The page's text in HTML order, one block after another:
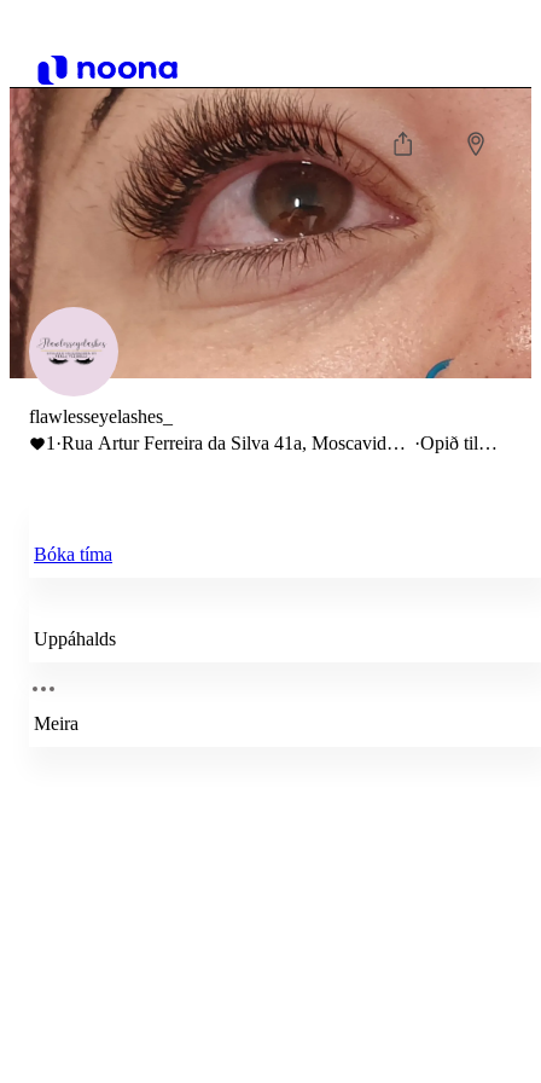
flawlesseyelashes_
1 ·Rua Artur Ferreira da Silva 41a, Moscavide,
·Opið til
Bóka tíma
Uppáhalds
Meira